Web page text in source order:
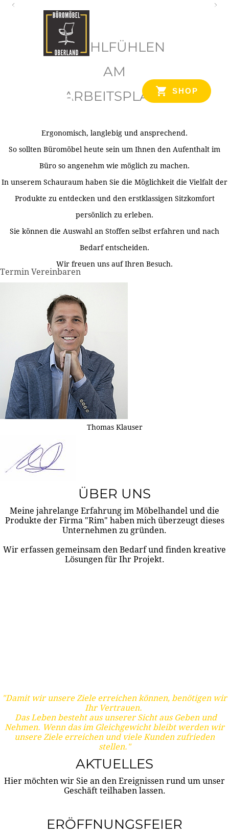
SHOP
WOHLFÜHLEN
AM
ARBEITSPLATZ
Ergonomisch, langlebig und ansprechend.
So sollten Büromöbel heute sein um Ihnen den Aufenthalt im
Büro so angenehm wie möglich zu machen.
In unserem Schauraum haben Sie die Möglichkeit die Vielfalt der
Produkte zu entdecken und den erstklassigen Sitzkomfort
persönlich zu erleben.
Sie können die Auswahl an Stoffen selbst erfahren und nach
Bedarf entscheiden.
Wir freuen uns auf Ihren Besuch.
Termin Vereinbaren
Thomas Klauser
ÜBER UNS
Meine jahrelange Erfahrung im Möbelhandel und die
Produkte der Firma "Rim" haben mich überzeugt dieses
Unternehmen zu gründen.
Wir erfassen gemeinsam den Bedarf und finden kreative
Lösungen für Ihr Projekt.
"Damit wir unsere Ziele erreichen können, benötigen wir
Ihr Vertrauen.
Das Leben besteht aus unserer Sicht aus Geben und
Nehmen. Wenn das im Gleichgewicht bleibt werden wir
unsere Ziele erreichen und viele Kunden zufrieden
stellen."
AKTUELLES
Hier möchten wir Sie an den Ereignissen rund um unser
Geschäft teilhaben lassen.
ERÖFFNUNGSFEIER